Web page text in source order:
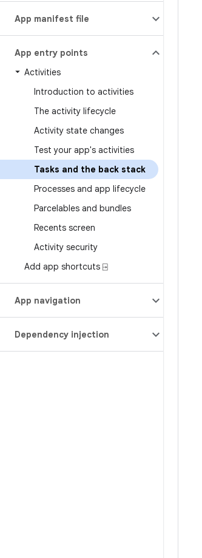
App manifest file
App entry points
Activities
Introduction to activities
The activity lifecycle
Activity state changes
Test your app's activities
Tasks and the back stack
Processes and app lifecycle
Parcelables and bundles
Recents screen
Activity security
Add app shortcuts ⍈
App navigation
Dependency injection